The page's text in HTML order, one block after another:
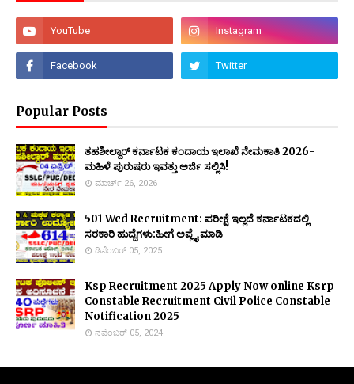
Popular Posts
ತಹಶೀಲ್ದಾರ್ ಕರ್ನಾಟಕ ಕಂದಾಯ ಇಲಾಖೆ ನೇಮಕಾತಿ 2026-
ಮಹಿಳೆ ಪುರುಷರು ಇವತ್ತು ಅರ್ಜಿ ಸಲ್ಲಿಸಿ!
ಮಾರ್ಚ್ 26, 2026
501 Wcd Recruitment: ಪರೀಕ್ಷೆ ಇಲ್ಲದೆ ಕರ್ನಾಟಕದಲ್ಲಿ
ಸರಕಾರಿ ಹುದ್ದೆಗಳು:ಹೀಗೆ ಅಪ್ಲೈ ಮಾಡಿ
ಡಿಸೆಂಬರ್ 05, 2025
Ksp Recruitment 2025 Apply Now online Ksrp
Constable Recruitment Civil Police Constable
Notification 2025
ನವೆಂಬರ್ 05, 2024